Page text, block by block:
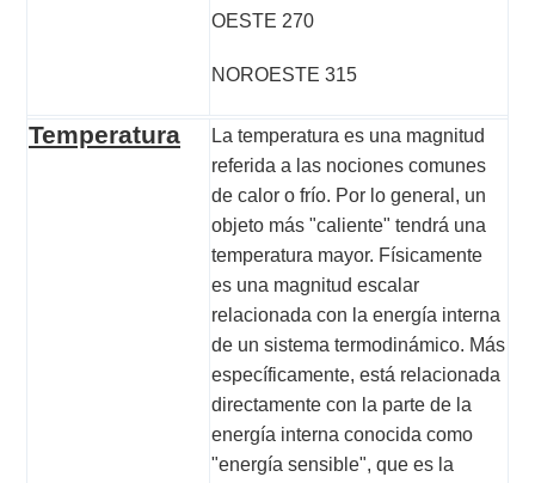
, debido a una falla
presentada, por lo tanto, una vez solucionada
página web
OESTE 270
NOROESTE 315
Temperatura
La temperatura es una magnitud
referida a las nociones comunes
de calor o frío. Por lo general, un
objeto más "caliente" tendrá una
temperatura mayor. Físicamente
es una magnitud escalar
relacionada con la energía interna
de un sistema termodinámico. Más
específicamente, está relacionada
directamente con la parte de la
energía interna conocida como
"energía sensible", que es la